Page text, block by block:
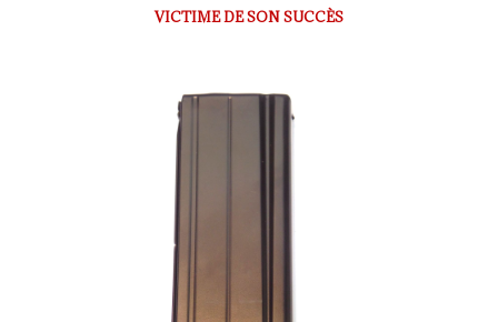
VICTIME DE SON SUCCÈS
Chargeur FAL 30 coups calibre.308W